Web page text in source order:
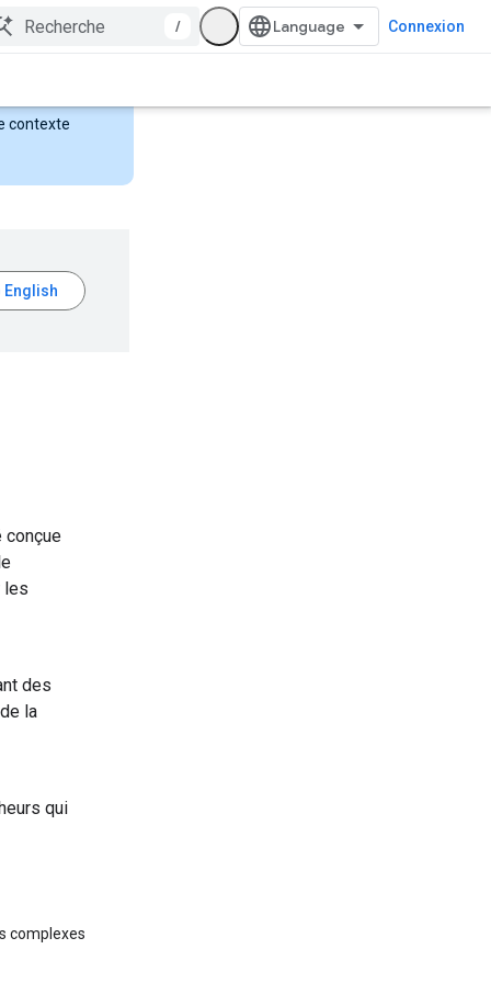
/ Connexion
contexte
conçue
les
des
la
qui
complexes